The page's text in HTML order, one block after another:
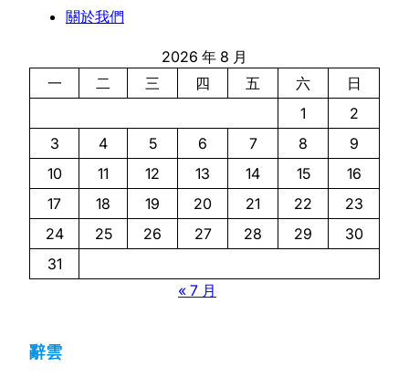
關於我們
2026 年 8 月
一
二 三 四 五 六
日
1
2
3
4 5 6 7 8
9
10
11 12 13 14 15
16
17
18 19 20 21 22
23
24
25 26 27 28 29
30
31
« 7 月
辭雲